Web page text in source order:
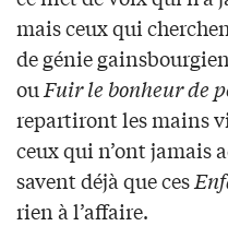
mais ceux qui
de génie
ou Fuir le bonheur de
repartiront les mains
ceux qui n’ont jamais
savent déjà que ces
rien à l’affaire.